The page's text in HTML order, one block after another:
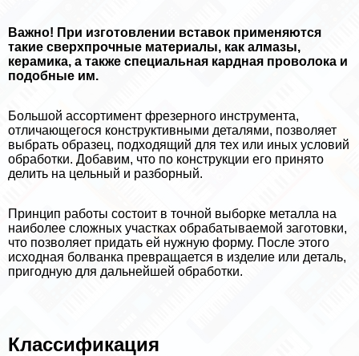
Важно! При изготовлении вставок применяются
такие сверхпрочные материалы, как алмазы,
керамика, а также специальная кардная проволока и
подобные им.
Большой ассортимент фрезерного инструмента,
отличающегося конструктивными деталями, позволяет
выбрать образец, подходящий для тех или иных условий
обработки. Добавим, что по конструкции его принято
делить на цельный и разборный.
Принцип работы состоит в точной выборке металла на
наиболее сложных участках обpaбатываемой заготовки,
что позволяет придать ей нужную форму. После этого
исходная болванка превращается в изделие или деталь,
пригодную для дальнейшей обработки.
Классификация